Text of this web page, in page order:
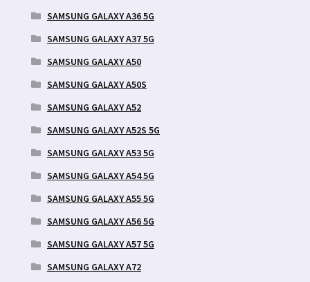
SAMSUNG GALAXY A36 5G
SAMSUNG GALAXY A37 5G
SAMSUNG GALAXY A50
SAMSUNG GALAXY A50S
SAMSUNG GALAXY A52
SAMSUNG GALAXY A52S 5G
SAMSUNG GALAXY A53 5G
SAMSUNG GALAXY A54 5G
SAMSUNG GALAXY A55 5G
SAMSUNG GALAXY A56 5G
SAMSUNG GALAXY A57 5G
SAMSUNG GALAXY A72